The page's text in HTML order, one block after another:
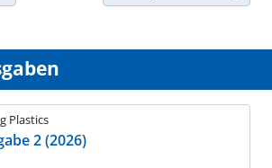
Plastics
2 (2026)